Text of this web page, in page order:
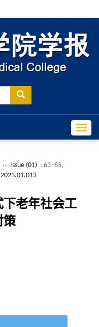
›› Issue (01) : 63 -65.
下老年社会工
策